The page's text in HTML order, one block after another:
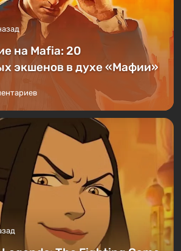
на Mafia: 20
экшенов в духе «Мафии»